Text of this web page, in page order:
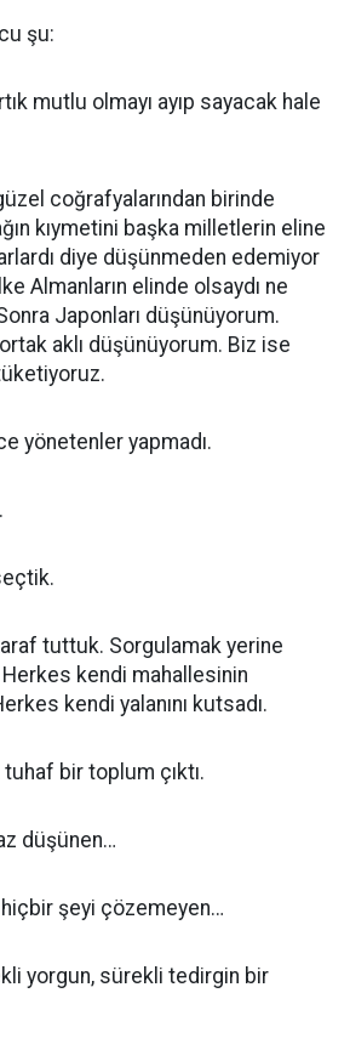
şu:
mutlu olmayı ayıp sayacak hale
coğrafyalarından birinde
kıymetini başka milletlerin eline
diye düşünmeden edemiyor
Almanların elinde olsaydı ne
Japonları düşünüyorum.
aklı düşünüyorum. Biz ise
yönetenler yapmadı.
tuttuk. Sorgulamak yerine
kendi mahallesinin
kendi yalanını kutsadı.
bir toplum çıktı.
düşünen…
şeyi çözemeyen…
yorgun, sürekli tedirgin bir